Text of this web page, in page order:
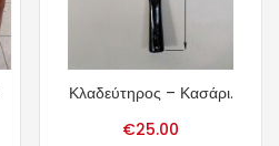
Κλαδεύτηρος – Κασάρι.
€25.00